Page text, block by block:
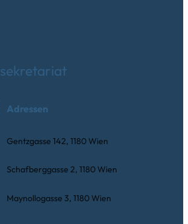
Adressen
Gentzgasse 142, 1180 Wien
Schafberggasse 2, 1180 Wien
Maynollogasse 3, 1180 Wien